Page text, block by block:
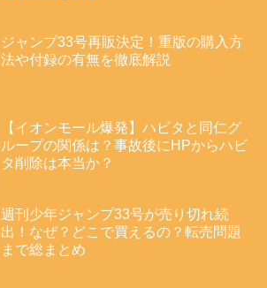
ジャンプ33号再販決定！重版の購入方
法や付録の有無を徹底解説
【イオンモール爆発】ハビタと同仁グ
ループの関係は？事故後にHPからハビ
タ削除は本当か？
週刊少年ジャンプ33号が売り切れ続
出！なぜ？どこで買えるの？転売問題
まで総まとめ